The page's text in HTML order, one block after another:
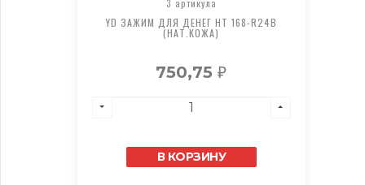
3 артикула
YD ЗАЖИМ ДЛЯ ДЕНЕГ HT 168-R24B
(НАТ.КОЖА)
750,75₽
В КОРЗИНУ